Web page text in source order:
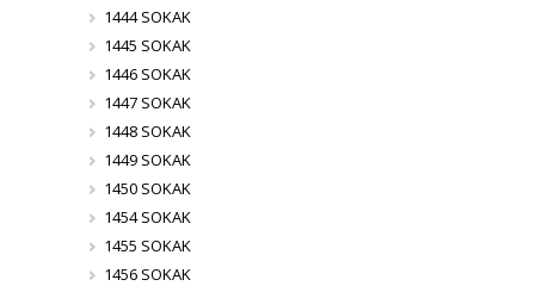
1444 SOKAK
1445 SOKAK
1446 SOKAK
1447 SOKAK
1448 SOKAK
1449 SOKAK
1450 SOKAK
1454 SOKAK
1455 SOKAK
1456 SOKAK